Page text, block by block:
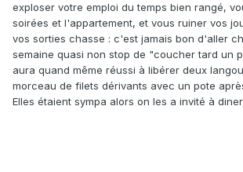
exploser votre emploi du temps bien rangé,
soirées et l'appartement, et vous ruiner vos
vos sorties chasse : c'est jamais bon d'aller
semaine quasi non stop de "coucher tard un
aura quand même réussi à libérer deux
morceau de filets dérivants avec un pote
Elles étaient sympa alors on les a invité à diner.